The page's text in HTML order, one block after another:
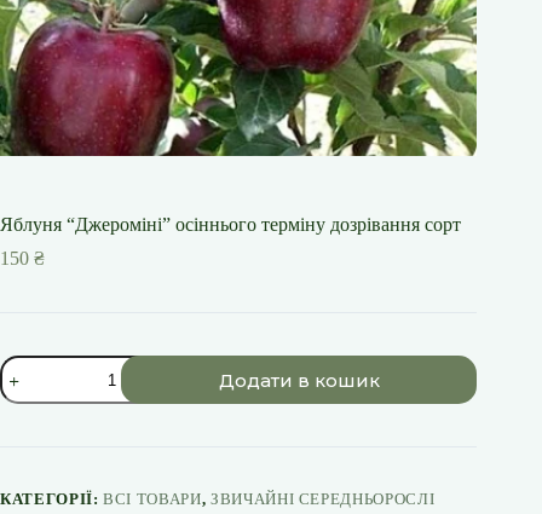
Яблуня “Джероміні” осіннього терміну дозрівання сорт
150 ₴
Яблуня
"Джероміні"
осіннього
Додати в кошик
КАТЕГОРІЇ:ВСІ ТОВАРИ, ЗВИЧАЙНІ СЕРЕДНЬОРОСЛІ